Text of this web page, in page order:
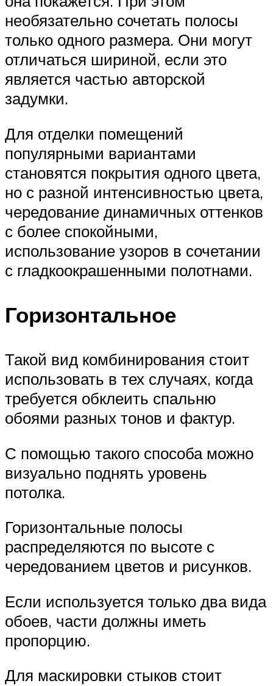
необязательно сочетать полосы
только одного размера. Они могут
отличаться шириной, если это
является частью авторской
задумки.
Для отделки помещений
популярными вариантами
становятся покрытия одного цвета,
но с разной интенсивностью цвета,
чередование динамичных оттенков
с более спокойными,
использование узоров в сочетании
с гладкоокрашенными полотнами.
Горизонтальное
Такой вид комбинирования стоит
использовать в тех случаях, когда
требуется обклеить спальню
обоями разных тонов и фактур.
С помощью такого способа можно
визуально поднять уровень
потолка.
Горизонтальные полосы
распределяются по высоте с
чередованием цветов и рисунков.
Если используется только два вида
обоев, части должны иметь
пропорцию.
Для маскировки стыков стоит